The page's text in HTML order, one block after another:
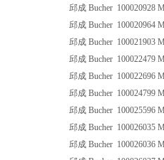
邱成 Bucher 100020928
邱成 Bucher 100020964
邱成 Bucher 100021903
邱成 Bucher 100022479
邱成 Bucher 100022696
邱成 Bucher 100024799
邱成 Bucher 100025596
邱成 Bucher 100026035
邱成 Bucher 100026036